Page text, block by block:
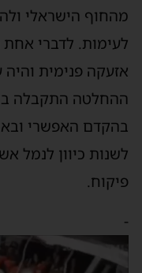
מהחוף הישראלי
לעימות. לדברי
אזעקה פנימית
ההחלטה התקבלה
בהקדם האפשרי
לשנות כיוון לנמל
פיקוח.
-
נגן